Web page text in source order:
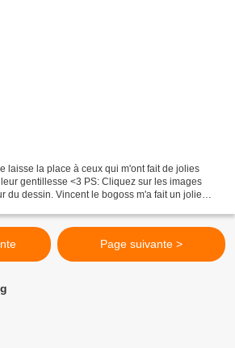
laisse la place à ceux qui m'ont fait de jolies
gentillesse <3 PS: Cliquez sur les images
du dessin. Vincent le bogoss m'a fait un jolie
Page suivante >